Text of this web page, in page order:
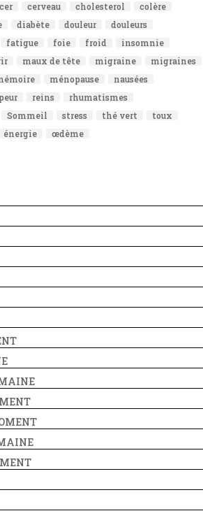
cerveau cholesterol
colère
diabète douleur
douleurs
fatigue foie froid
insomnie
maux de tête migraine
migraines
ménopause
nausées
peur reins
rhumatismes
Sommeil stress thé vert
toux
énergie œdème